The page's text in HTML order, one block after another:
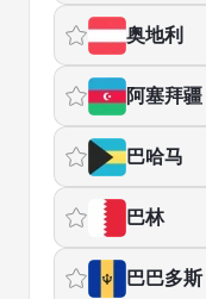
奥地利
阿塞拜疆
巴哈马
巴林
巴巴多斯